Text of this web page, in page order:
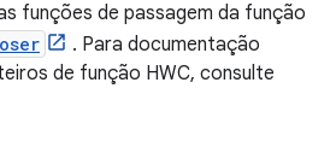
funções de passagem da função
. Para documentação
de função HWC, consulte